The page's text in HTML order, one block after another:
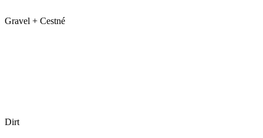
Gravel + Cestné
Dirt